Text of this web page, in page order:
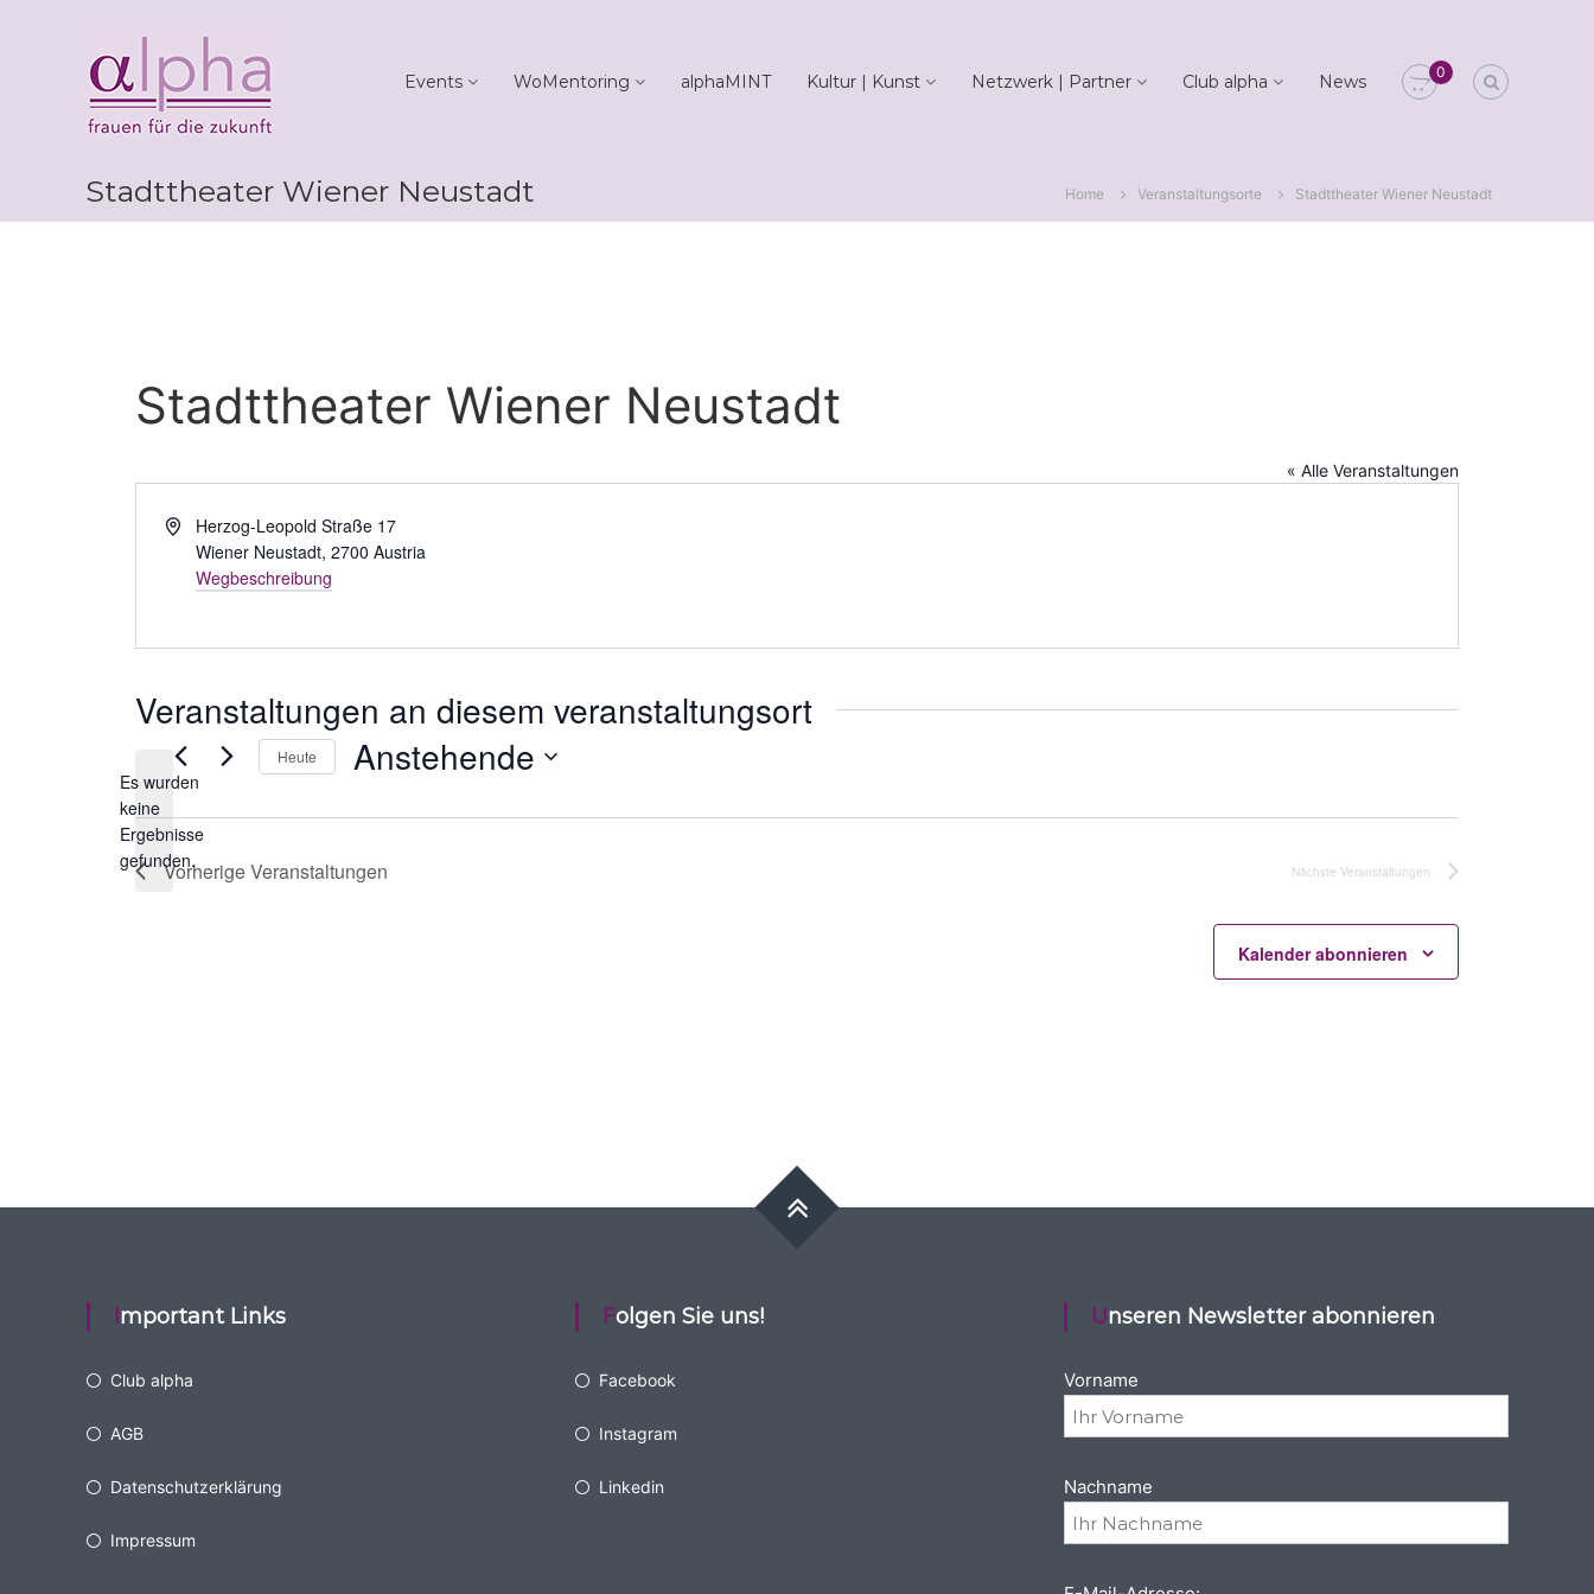
alpha
Frauen
für
die
Events WoMentoring alphaMINT Kultur | Kunst Netzwerk | Partner Club alpha News 0
Stadttheater Wiener Neustadt Home Veranstaltungsorte Stadttheater Wiener Neustadt
Stadttheater Wiener Neustadt
« Alle Veranstaltungen
AdresseHerzog-Leopold Straße 17
Wiener Neustadt, 2700 Austria
Wegbeschreibung
Veranstaltungen an diesem veranstaltungsort
Notice
Es wurden
keine
Ergebnisse
gefunden.
Heute Anstehende
wählen.
VorherigeVeranstaltungen Nächste Veranstaltungen
Kalender abonnieren
Important Links
Club alpha
AGB
Datenschutzerklärung
Impressum
Folgen Sie uns!
Facebook
Instagram
Linkedin
Unseren Newsletter abonnieren
Vorname
Nachname